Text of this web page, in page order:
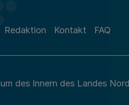
Redaktion Kontakt FAQ
des Innern des Landes